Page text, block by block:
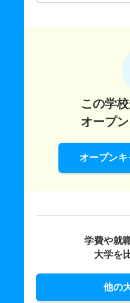
この学
オープ
オープン
学費や就
大学を
他の